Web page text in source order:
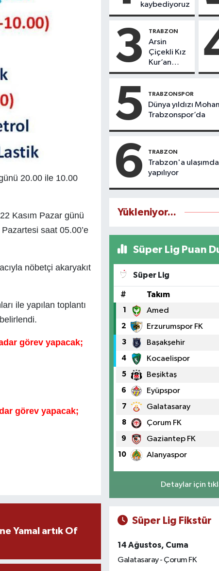
20.00 ile 10.00
Kasım Pazar günü
saat 05.00’e
nöbetçi akaryakıt
ile yapılan toplantı
görev yapacak;
görev yapacak;
Yamal artık Of
kaybediyoruz
3 TRABZON
Arsin
Çiçekli Kız
Kur’an
Kursu’nda
icazet aldı
5 TRABZONSPOR
Dünya yıldızı
Trabzonspor’da
6 TRABZON
Trabzon'a
yapılıyor
Yükleniyor...
Süper Lig Puan
Süper Lig
# Takım
1 Amed
2 Erzurumspor FK
3 Başakşehir
4 Kocaelispor
5 Beşiktaş
6 Eyüpspor
7 Galatasaray
8 Çorum FK
9 Gaziantep FK
10 Alanyaspor
Detaylar için
Süper Lig Fikstür
14 Ağustos, Cuma
Galatasaray - Çorum FK